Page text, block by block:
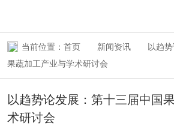
当前位置： 首页 新闻资讯
以趋
果蔬加工产业与学术研讨会
以趋势论发展：第十三届中国
术研讨会